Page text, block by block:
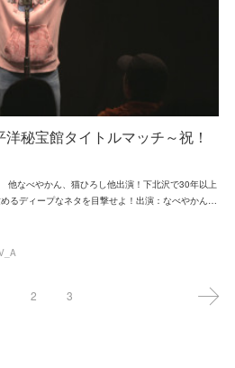
秘宝館タイトルマッチ～祝！
なべやかん、猫ひろし他出演！下北沢で30年以上
るディープなネタを目撃せよ！出演：なべやかん…
2 3